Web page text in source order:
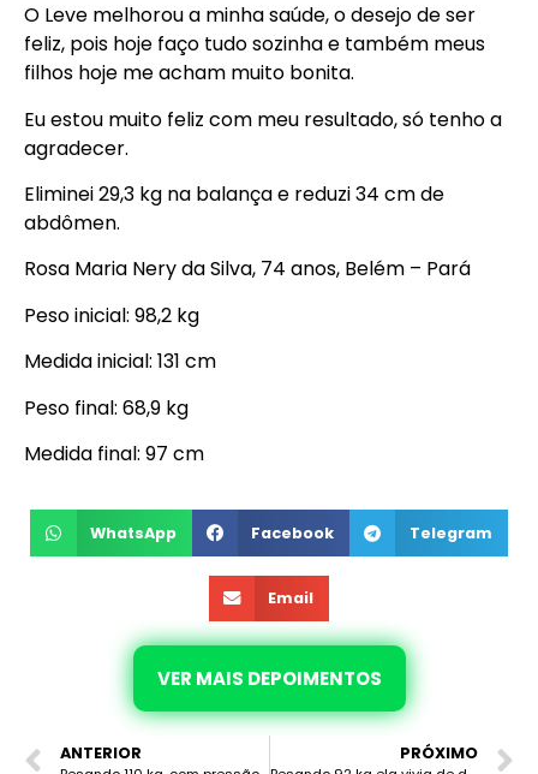
O Leve melhorou a minha saúde, o desejo de ser
feliz, pois hoje faço tudo sozinha e também meus
filhos hoje me acham muito bonita.
Eu estou muito feliz com meu resultado, só tenho a
agradecer.
Eliminei 29,3 kg na balança e reduzi 34 cm de
abdômen.
Rosa Maria Nery da Silva, 74 anos, Belém – Pará
Peso inicial: 98,2 kg
Medida inicial: 131 cm
Peso final: 68,9 kg
Medida final: 97 cm
WhatsApp Facebook Telegram
Email
VER MAIS DEPOIMENTOS
ANTERIOR PRÓXIMO